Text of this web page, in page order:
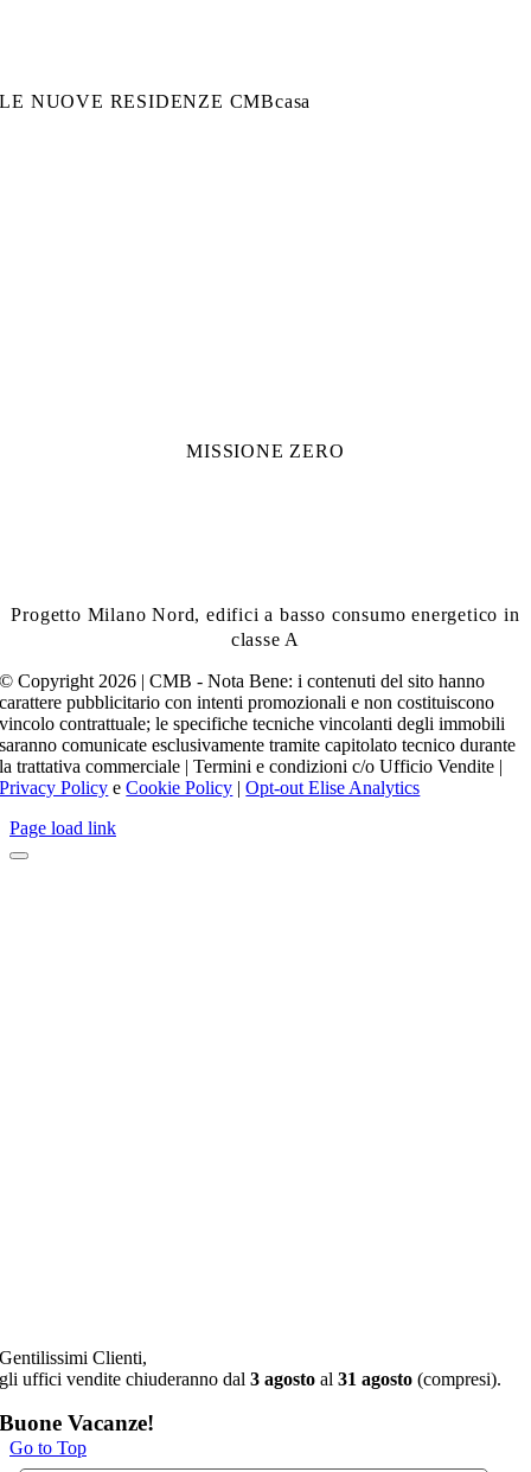
LE NUOVE RESIDENZE CMBcasa
MISSIONE ZERO
Progetto Milano Nord, edifici a basso consumo energetico in
classe A
© Copyright 2026 | CMB - Nota Bene: i contenuti del sito hanno
carattere pubblicitario con intenti promozionali e non costituiscono
vincolo contrattuale; le specifiche tecniche vincolanti degli immobili
saranno comunicate esclusivamente tramite capitolato tecnico durante
la trattativa commerciale | Termini e condizioni c/o Ufficio Vendite |
Privacy Policy eCookie Policy |Opt-out Elise Analytics
Page load link
Gentilissimi Clienti,
gli uffici vendite chiuderanno dal3 agosto al 31 agosto(compresi).
Buone Vacanze!
Go to Top